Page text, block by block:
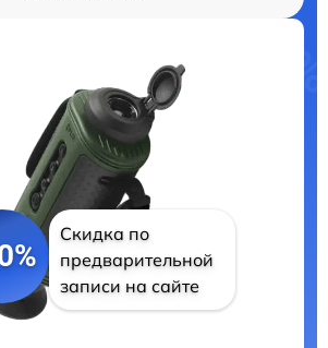
Скидка по
предварительной
записи на сайте